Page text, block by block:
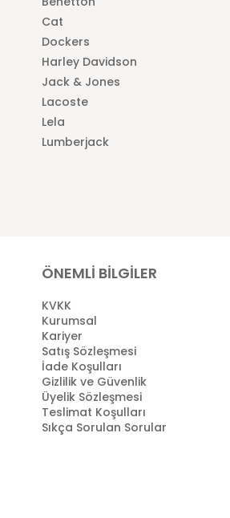
Cat
Dockers
Harley Davidson
Jack & Jones
Lacoste
Lela
Lumberjack
ÖNEMLİ BİLGİLER
KVKK
Kurumsal
Kariyer
Satış Sözleşmesi
İade Koşulları
Gizlilik ve Güvenlik
Üyelik Sözleşmesi
Teslimat Koşulları
Sıkça Sorulan Sorular